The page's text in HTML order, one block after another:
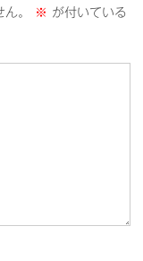
。 ※ が付いている